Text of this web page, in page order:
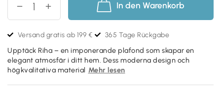
In den Warenkorb
Versand gratis ab 199 € 365 Tage Rückgabe
Upptäck Riha – en imponerande plafond som skapar en
elegant atmosfär i ditt hem. Dess moderna design och
högkvalitativa material Mehr lesen